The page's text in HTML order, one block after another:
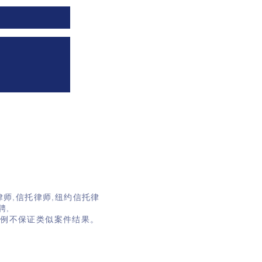
师,信托律师,纽约信托律
,
不保证类似案件结果。​​​​